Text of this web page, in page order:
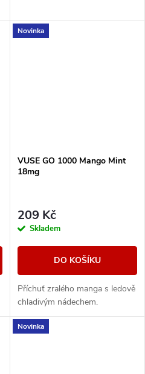
Novinka
VUSE GO 1000 Mango Mint
18mg
209 Kč
Skladem
DO KOŠÍKU
Příchuť zralého manga s ledově
chladivým nádechem.
Novinka